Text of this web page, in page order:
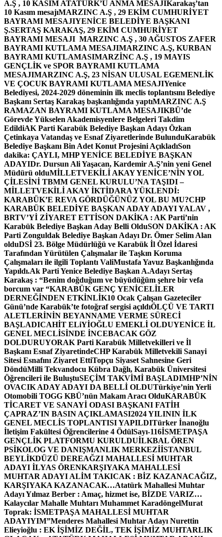
A.Ş , 10 KASIM ATATÜRK’Ü ANMA MESAJIKarakaş’tan
10 Kasım mesajıMARZINC A.Ş , 29 EKİM CUMHURİYET
BAYRAMI MESAJIYENİCE BELEDİYE BAŞKANI
Ş.SERTAŞ KARAKAŞ, 29 EKİM CUMHURİYET
BAYRAMI MESAJI MARZINC A.Ş , 30 AĞUSTOS ZAFER
BAYRAMI KUTLAMA MESAJIMARZINC A.Ş, KURBAN
BAYRAMI KUTLAMASIMARZİNC A.Ş , 19 MAYIS
GENÇLİK ve SPOR BAYRAMI KUTLAMA
MESAJIMARZINC A.Ş, 23 NİSAN ULUSAL EGEMENLİK
VE ÇOCUK BAYRAMI KUTLAMA MESAJIYenice
Belediyesi, 2024-2029 döneminin ilk meclis toplantısını Belediye
Başkanı Sertaş Karakaş başkanlığında yaptıMARZINC A.Ş
RAMAZAN BAYRAMI KUTLAMA MESAJIKBÜ’de
Görevde Yükselen Akademisyenlere Belgeleri Takdim
EdildiAK Parti Karabük Belediye Başkan Adayı Özkan
Çetinkaya Vatandaş ve Esnaf Ziyaretlerinde BulunduKarabük
Belediye Başkanı Bin Adet Konut Projesini AçıkladıSon
dakika: ÇAYLI, MHP YENİCE BELEDİYE BAŞKAN
ADAYIDr. Dursun Ali Yaşacan, Kardemir A.Ş’nin yeni Genel
Müdürü olduMİLLETVEKİLİ AKAY YENİCE’NİN YOL
ÇİLESİNİ TBMM GENEL KURULU’NA TAŞIDI –
MİLLETVEKİLİ AKAY İKTİDARA YÜKLENDİ:
KARABÜK’E REVA GÖRDÜĞÜNÜZ YOL BU MU?CHP
KARABÜK BELEDİYE BAŞKAN ADAY ADAYI YALAV ,
BRTV’Yİ ZİYARET ETTİSON DAKİKA : AK Parti’nin
Karabük Belediye Başkan Aday Belli OlduSON DAKİKA : AK
Parti Zonguldak Belediye Başkan Adayı Dr. Ömer Selim Alan
olduDSİ 23. Bölge Müdürlüğü ve Karabük İl Özel İdaresi
Tarafından Yürütülen Çalışmalar ile Taşkın Koruma
Çalışmaları ile ilgili Toplantı ValiMustafa Yavuz Başkanlığında
Yapıldı.Ak Parti Yenice Belediye Başkan A.Adayı Sertaş
Karakaş : “Benim doğduğum ve büyüdüğüm şehre bir vefa
borcum var “KARABÜK GENÇ YENİCELİLER
DERNEĞİNDEN ETKİNLİK10 Ocak Çalışan Gazeteciler
Günü’nde Karabük’te fotoğraf sergisi açıldıÖLÇÜ VE TARTI
ALETLERİNİN BEYANNAME VERME SÜRECİ
BAŞLADICAHİT ELiYİOĞLU EMEKLİ OLDUYENİCE İL
GENEL MECLİSİNDE İNCEBACAK GÖZ
DOLDURUYORAK Parti Karabük Milletvekilleri ve İl
Başkanı Esnaf ZiyaretindeCHP Karabük Milletvekili Sanayi
Sitesi Esnafını Ziyaret EttiTopçu Siyaset Sahnesine Geri
DöndüMilli Tekvandocu Kübra Dağlı, Karabük Üniversitesi
Öğrencileri ile BuluştuSEÇİM TAKVİMİ BAŞLADIMHP’NİN
OVACIK ADAY ADAYI DA BELLİ OLDUTürkiye’nin Yerli
Otomobili TOGG KBÜ’nün Makam Aracı OlduKARABÜK
TİCARET VE SANAYİ ODASI BAŞKANI FATİH
ÇAPRAZ’IN BASIN AÇIKLAMASI2024 YILININ İLK
GENEL MECLİS TOPLANTISI YAPILDITürker İnanoğlu
İletişim Fakültesi Öğrencilerine 4 ÖdülSayı-116İSMETPAŞA
GENÇLİK PLATFORMU KURULDUİLKBAL ÖREN
PSİKOLOG VE DANIŞMANLIK MERKEZİİSTANBUL
BEYLİKDÜZÜ DEREAĞZI MAHALLESİ MUHTAR
ADAYI İLYAS ÖRENKARŞIYAKA MAHALLESİ
MUHTAR ADAYI ALİM TAKICAK : BİZ KAZANACAĞIZ,
KARŞIYAKA KAZANACAK…Atatürk Mahallesi Muhtar
Adayı Yılmaz Berber : Amaç, hizmet ise, BİZDE VARIZ…
Kalaycılar Mahalle Muhtarı Muhammet KaradöngelMurat
Toprak: İSMETPAŞA MAHALLESİ MUHTAR
ADAYIYIM”Menderes Mahallesi Muhtar Adayı Nurettin
Elieyioğlu : EK İŞİMİZ DEĞİL, TEK İŞİMİZ MUHTARLIK